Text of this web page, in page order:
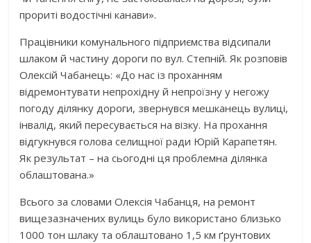
прориті водостічні канави».
Працівники комунального підприємства відсипали
шлаком й частину дороги по вул. Степній. Як розповів
Олексій Чабанець: «До нас із проханням
відремонтувати непрохідну й непроїзну у негожу
погоду ділянку дороги, звернувся мешканець вулиці,
інвалід, який пересувається на візку. На прохання
відгукнувся голова селищної ради Юрій Карапетян.
Як результат – на сьогодні ця проблемна ділянка
облаштована.»
Всього за словами Олексія Чабанця, на ремонт
вищезазначених вулиць було використано близько
1000 тон шлаку та облаштовано 1,5 км ґрунтових